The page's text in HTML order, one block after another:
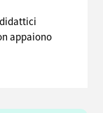
appaiono